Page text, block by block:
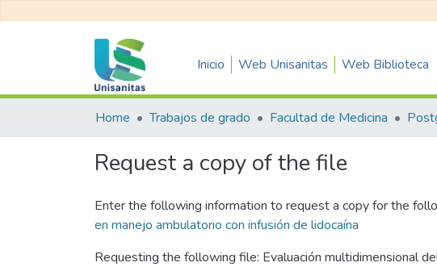
Inicio Web Unisanitas Web Biblioteca
Home Trabajos de grado Facultad de Medicina
Request a copy of the file
Enter the following information to request a copy for the
en manejo ambulatorio con infusión de lidocaína
Requesting the following file: Evaluación multidimensional